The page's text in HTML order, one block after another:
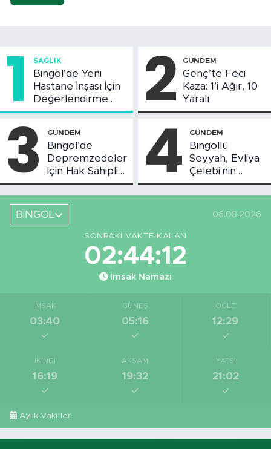
1 SAĞLIK
Bingöl’de Yeni
Hastane İnşası İçin
Değerlendirme
Toplantısı Yapıldı
2 GÜNDEM
Genç’te Feci
Kaza: 1’i Ağır, 10
Yaralı
3 GÜNDEM
Bingöl’de
Depremzedeler
İçin Hak Sahipliği
Askı Süreci
Başladı
4 GÜNDEM
Bingöllü
Seyyah, Evliya
Çelebi'nin
Bahsettiği
Bingöl'deki O
BİNGÖL 06.08.2026
SONRAKI VAKTE KALAN
02:44:12
İmsak Namazı
İMSAK
03:40
GÜNEŞ
05:16
ÖĞLE
12:29
İKINDI
16:19
AKŞAM
19:32
YATSI
21:02
Aylık Vakitler